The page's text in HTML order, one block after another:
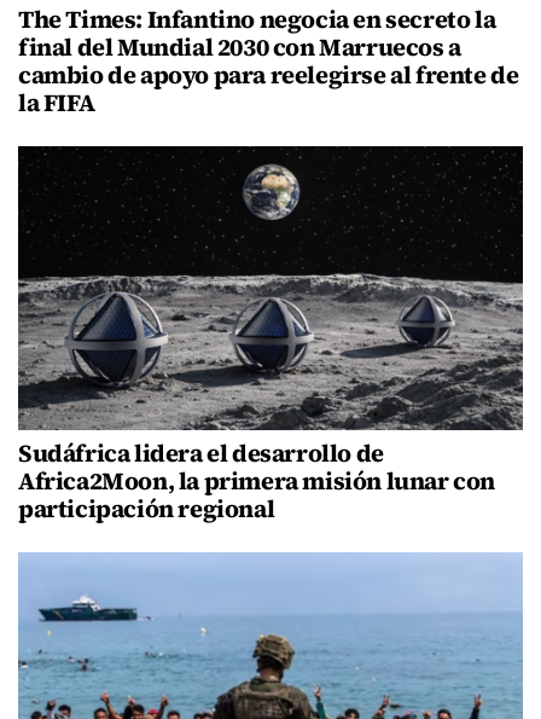
The Times: Infantino negocia en secreto la
final del Mundial 2030 con Marruecos a
cambio de apoyo para reelegirse al frente de
la FIFA
Sudáfrica lidera el desarrollo de
Africa2Moon, la primera misión lunar con
participación regional